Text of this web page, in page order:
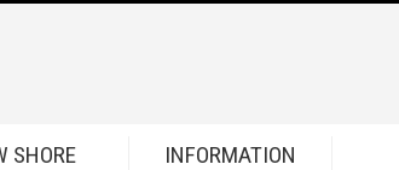
SHORE INFORMATION